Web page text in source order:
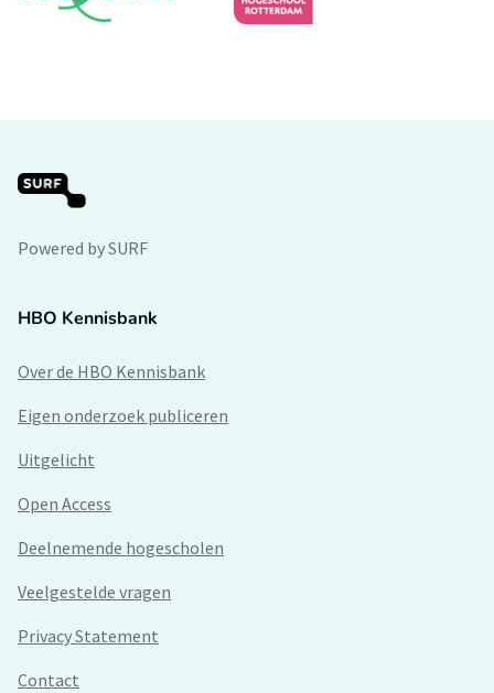
Powered by SURF
HBO Kennisbank
Over de HBO Kennisbank
Eigen onderzoek publiceren
Uitgelicht
Open Access
Deelnemende hogescholen
Veelgestelde vragen
Privacy Statement
Contact